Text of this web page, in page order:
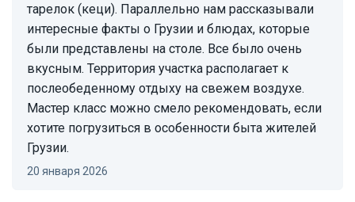
тарелок (кеци). Параллельно нам рассказывали
интересные факты о Грузии и блюдах, которые
были представлены на столе. Все было очень
вкусным. Территория участка располагает к
послеобеденному отдыху на свежем воздухе.
Мастер класс можно смело рекомендовать, если
хотите погрузиться в особенности быта жителей
Грузии.
20 января 2026